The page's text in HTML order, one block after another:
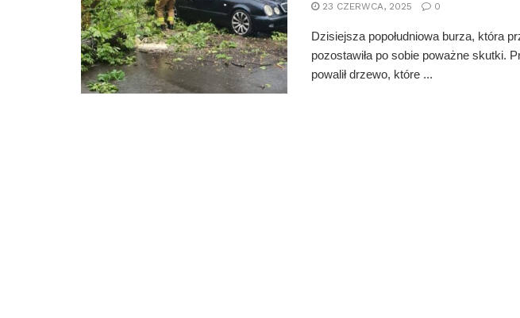
23 CZERWCA, 2025 0
Dzisiejsza popołudniowa burza, która
pozostawiła po sobie poważne skutki.
powalił drzewo, które ...